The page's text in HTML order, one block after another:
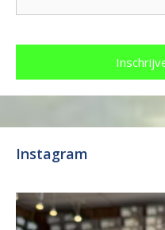
Instagram